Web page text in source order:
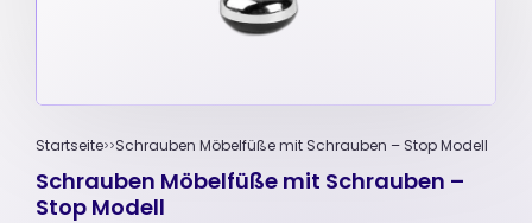
Startseite Schrauben Möbelfüße mit Schrauben – Stop Modell
Schrauben Möbelfüße mit Schrauben –
Stop Modell